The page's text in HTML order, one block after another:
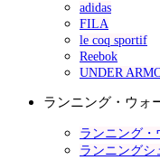
adidas
FILA
le coq sportif
Reebok
UNDER
ランニング・ウォ
ランニング・
ランニングシ